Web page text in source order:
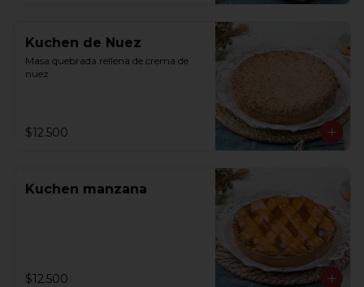
Kuchen de Nuez
Masa quebrada rellena de crema de
nuez
$12.500
Kuchen manzana
$12.500